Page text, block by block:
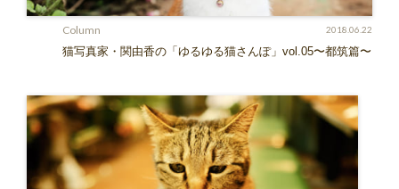
Column 2018.06.22
猫写真家・関由香の「ゆるゆる猫さんぽ」vol.05〜都筑篇〜